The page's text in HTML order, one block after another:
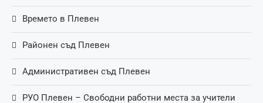
Времето в Плевен
Районен съд Плевен
Административен съд Плевен
РУО Плевен – Свободни работни места за учители